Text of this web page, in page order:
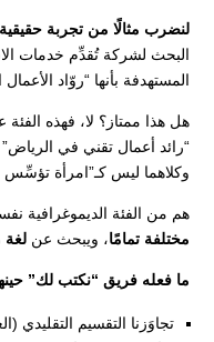
لنضرب مثالًا من تجربة
البحث لشركة تُقدِّم خدمات
المستهدفة بأنها “روّاد
هل هذا ممتاز؟ لا، فهذه الفئة
“رائد أعمال تقني في
وكلاهما ليس كـ”امرأة تؤسِّس
هم من الفئة الديموغرافية
مختلفة تمامًا، ويبحث عن لغة
ما فعله فريق “نكتب لك”
تجاوَزنا التقسيم التقليدي